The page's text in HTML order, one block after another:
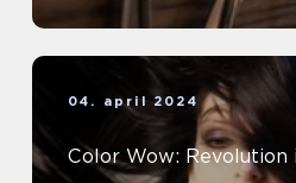
04. april 2024
Color Wow: